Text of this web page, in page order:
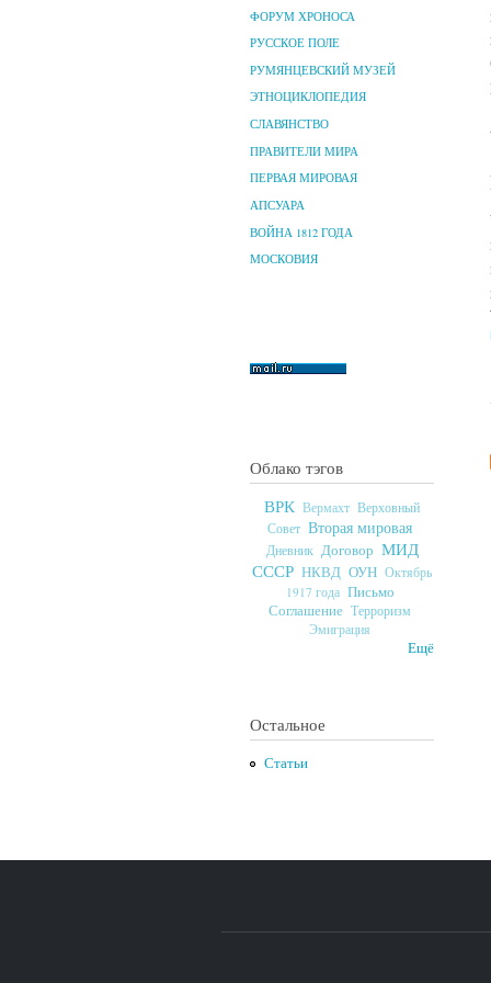
ФОРУМ ХРОНОСА
РУССКОЕ ПОЛЕ
РУМЯНЦЕВСКИЙ МУЗЕЙ
ЭТНОЦИКЛОПЕДИЯ
СЛАВЯНСТВО
ПРАВИТЕЛИ МИРА
ПЕРВАЯ МИРОВАЯ
АПСУАРА
ВОЙНА 1812 ГОДА
МОСКОВИЯ
Облако тэгов
ВРК Вермахт Верховный
Совет Вторая мировая
Дневник Договор МИД
СССР НКВД ОУН Октябрь
1917 года Письмо
Соглашение Терроризм
Эмиграция
Ещё
Остальное
Статьи